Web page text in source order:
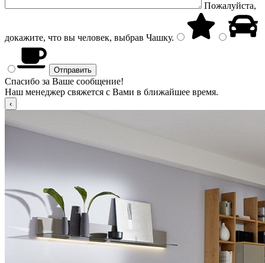
Пожалуйста,
докажите, что вы человек, выбрав Чашку.
Спасибо за Ваше сообщение!
Наш менеджер свяжется с Вами в ближайшее время.